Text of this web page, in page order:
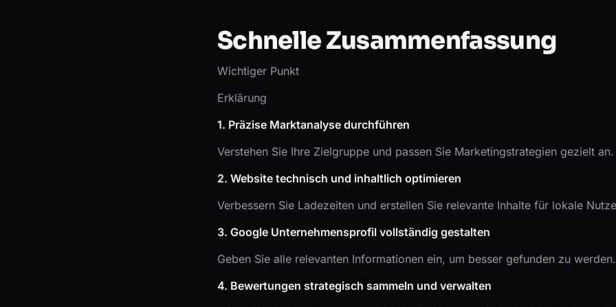
Schnelle Zusammenfassung
Wichtiger Punkt
Erklärung
1. Präzise Marktanalyse durchführen
Verstehen Sie Ihre Zielgruppe und passen Sie Marketingstrategien gezielt an.
2. Website technisch und inhaltlich optimieren
Verbessern Sie Ladezeiten und erstellen Sie relevante Inhalte für lokale
3. Google Unternehmensprofil vollständig gestalten
Geben Sie alle relevanten Informationen ein, um besser gefunden zu werden.
4. Bewertungen strategisch sammeln und verwalten